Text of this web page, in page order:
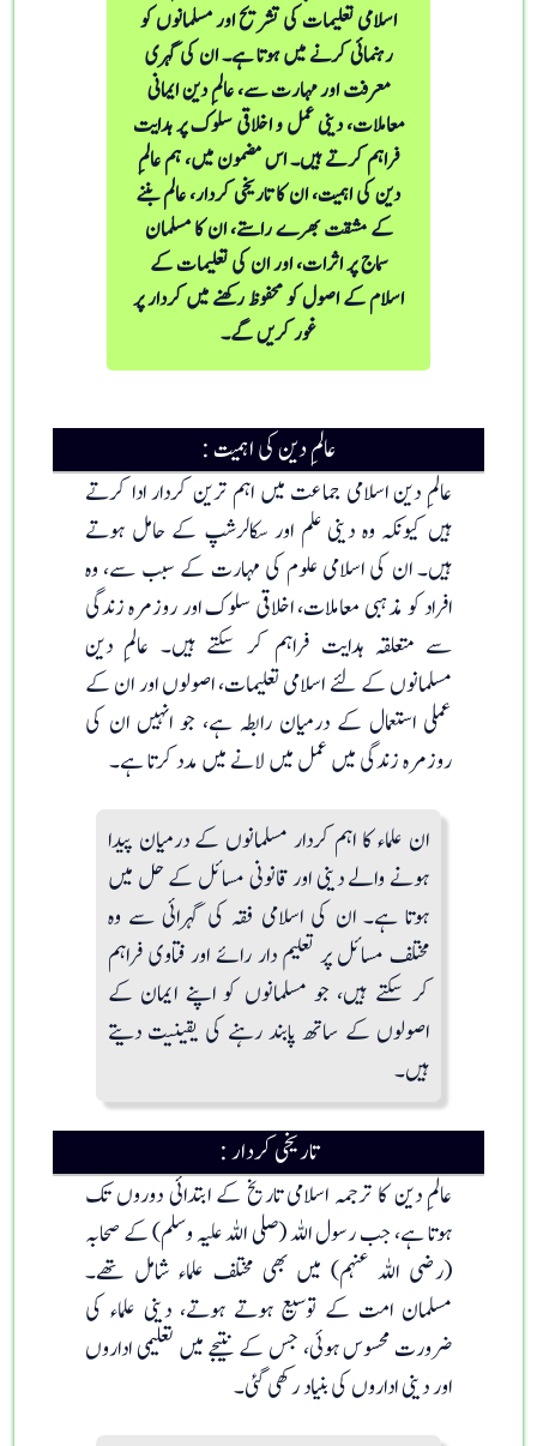
اسلامی تعلیمات کی تشریح اور مسلمانوں کو
رہنمائی کرنے میں ہوتا ہے۔ ان کی گہری
معرفت اور مہارت سے، عالمِ دین ایمانی
معاملات، دینی عمل و اخلاقی سلوک پر ہدایت
فراہم کرتے ہیں۔ اس مضمون میں، ہم عالمِ
دین کی اہمیت، ان کا تاریخی کردار، عالم بننے
کے مشقت بھرے راستے، ان کا مسلمان
سماج پر اثرات، اور ان کی تعلیمات کے
اسلام کے اصول کو محفوظ رکھنے میں کردار پر
غور کریں گے۔
عالمِ دین کی اہمیت :
عالمِ دین اسلامی جماعت میں اہم ترین کردار ادا کرتے
ہیں کیونکہ وہ دینی علم اور سکالرشپ کے حامل ہوتے
ہیں۔ ان کی اسلامی علوم کی مہارت کے سبب سے، وہ
افراد کو مذہبی معاملات، اخلاقی سلوک اور روزمرہ زندگی
سے متعلقہ ہدایت فراہم کر سکتے ہیں۔ عالمِ دین
مسلمانوں کے لئے اسلامی تعلیمات، اصولوں اور ان کے
عملی استعمال کے درمیان رابطہ ہے، جو انہیں ان کی
روزمرہ زندگی میں عمل میں لانے میں مدد کرتا ہے۔
ان علماء کا اہم کردار مسلمانوں کے درمیان پیدا
ہونے والے دینی اور قانونی مسائل کے حل میں
ہوتا ہے۔ ان کی اسلامی فقہ کی گہرائی سے وہ
مختلف مسائل پر تعلیم دار رائے اور فتاوی فراہم
کر سکتے ہیں، جو مسلمانوں کو اپنے ایمان کے
اصولوں کے ساتھ پابند رہنے کی یقینیت دیتے
ہیں۔
تاریخی کردار :
عالمِ دین کا ترجمہ اسلامی تاریخ کے ابتدائی دوروں تک
ہوتا ہے، جب رسول اللہ (صلی اللہ علیہ وسلم) کے صحابہ
(رضی اللہ عنہم) میں بھی مختلف علماء شامل تھے۔
مسلمان امت کے توسیع ہوتے ہوتے، دینی علماء کی
ضرورت محسوس ہوئی، جس کے نتیجے میں تعلیمی اداروں
اور دینی اداروں کی بنیاد رکھی گئی۔